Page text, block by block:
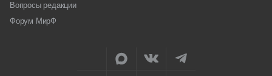
Вопросы редакции
Форум МирФ